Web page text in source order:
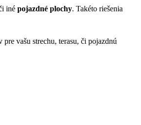
iné pojazdné plochy. Takéto riešenia
vašu strechu, terasu, či pojazdnú